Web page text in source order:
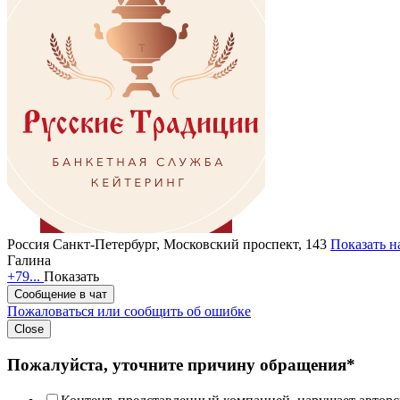
Россия Санкт-Петербург, Московский проспект, 143 Показать
Галина
+79... Показать
Сообщение в чат
Пожаловаться или сообщить об ошибке
Close
Пожалуйста, уточните причину обращения*